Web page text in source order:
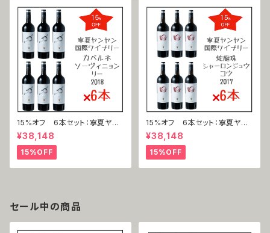
15%オフ 6本セット：寧夏ヤン
ヤン国際ワイナリー 赤霞珠 力
（カベルネ・ソーヴィニヨン＝リ
ー ）2018
¥38,148
15%OFF
15%オフ 6本セット：寧夏ヤン
ヤン国際ワイナリー 蛇龍珠 口
（シャーロンジュウ＝コウ）2017
¥38,148
15%OFF
セール中の商品